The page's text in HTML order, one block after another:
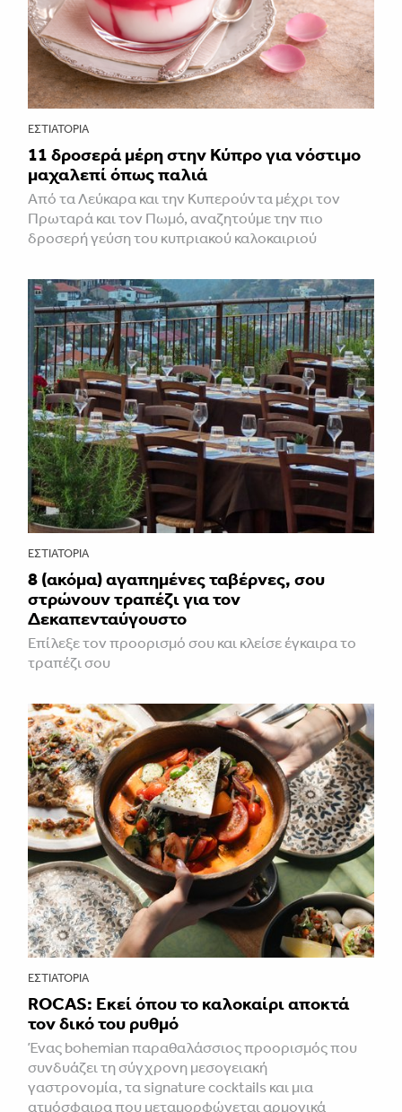
ΕΣΤΙΑΤΌΡΙΑ
11 δροσερά μέρη στην Κύπρο για νόστιμο
μαχαλεπί όπως παλιά
Από τα Λεύκαρα και την Κυπερούντα μέχρι τον
Πρωταρά και τον Πωμό, αναζητούμε την πιο
δροσερή γεύση του κυπριακού καλοκαιριού
ΕΣΤΙΑΤΌΡΙΑ
8 (ακόμα) αγαπημένες ταβέρνες, σου
στρώνουν τραπέζι για τον
Δεκαπενταύγουστο
Επίλεξε τον προορισμό σου και κλείσε έγκαιρα το
τραπέζι σου
ΕΣΤΙΑΤΌΡΙΑ
ROCAS: Εκεί όπου το καλοκαίρι αποκτά
τον δικό του ρυθμό
Ένας bohemian παραθαλάσσιος προορισμός που
συνδυάζει τη σύγχρονη μεσογειακή
γαστρονομία, τα signature cocktails και μια
ατμόσφαιρα που μεταμορφώνεται αρμονικά